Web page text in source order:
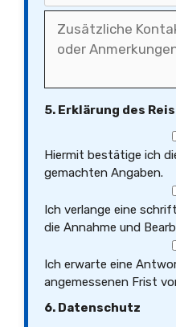
5. Erklärung des
Hiermit bestätige ich
gemachten Angaben.
Ich verlange eine
die Annahme und
Ich erwarte eine
angemessenen Frist
6. Datenschutz